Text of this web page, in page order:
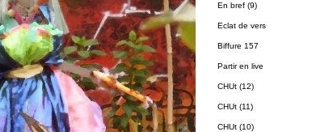
En bref (9)
Eclat de vers
Biffure 157
Partir en live
CHUt (12)
CHUt (11)
CHUt (10)